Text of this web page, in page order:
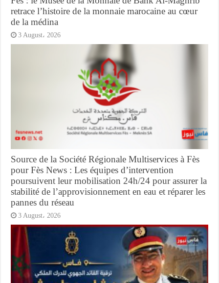
retrace l’histoire de la monnaie marocaine au cœur
de la médina
3 August، 2026
Source de la Société Régionale Multiservices à Fès
pour Fès News : Les équipes d’intervention
poursuivent leur mobilisation 24h/24 pour assurer la
stabilité de l’approvisionnement en eau et réparer les
pannes du réseau
3 August، 2026